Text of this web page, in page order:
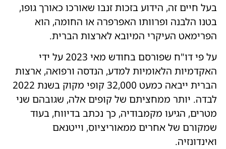
בעל חיים זה, הידוע בזכות זנבו שאורכו כאורך גופו,
בטנו הלבנה ופרוותו האפרפרה או החומה, הוא
הפרימאט העיקרי המיובא לארצות הברית.
על פי דו"ח שפורסם בחודש מאי 2023 על ידי
האקדמיות הלאומיות למדע, הנדסה ורפואה, ארצות
הברית ייבאה כמעט 32,000 קופי מקוק בשנת 2022
לבדה. יותר ממחציתם של קופים אלה, שגובהם שני
מטרים, הגיעו מקמבודיה, כך נכתב בדיווח, בעוד
שמקורם של אחרים ממאוריציוס, וייטנאם
ואינדונזיה.